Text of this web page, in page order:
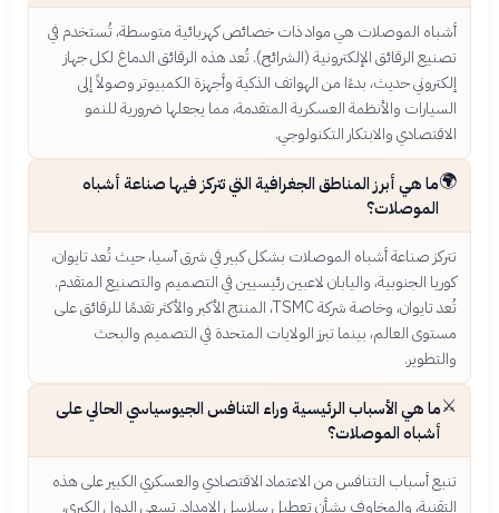
أشباه الموصلات هي مواد ذات خصائص كهربائية متوسطة، تُستخدم في
تصنيع الرقائق الإلكترونية (الشرائح). تُعد هذه الرقائق الدماغ لكل جهاز
إلكتروني حديث، بدءًا من الهواتف الذكية وأجهزة الكمبيوتر وصولاً إلى
السيارات والأنظمة العسكرية المتقدمة، مما يجعلها ضرورية للنمو
الاقتصادي والابتكار التكنولوجي.
🌍ما هي أبرز المناطق الجغرافية التي تتركز فيها صناعة أشباه
الموصلات؟
تتركز صناعة أشباه الموصلات بشكل كبير في شرق آسيا، حيث تُعد تايوان،
كوريا الجنوبية، واليابان لاعبين رئيسيين في التصميم والتصنيع المتقدم.
تُعد تايوان، وخاصة شركة TSMC، المنتج الأكبر والأكثر تقدمًا للرقائق على
مستوى العالم، بينما تبرز الولايات المتحدة في التصميم والبحث
والتطوير.
⚔️ما هي الأسباب الرئيسية وراء التنافس الجيوسياسي الحالي على
أشباه الموصلات؟
تنبع أسباب التنافس من الاعتماد الاقتصادي والعسكري الكبير على هذه
التقنية، والمخاوف بشأن تعطيل سلاسل الإمداد. تسعى الدول الكبرى،